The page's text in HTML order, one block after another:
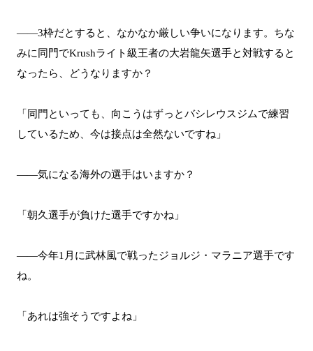
――3枠だとすると、なかなか厳しい争いになります。ちな
みに同門でKrushライト級王者の大岩龍矢選手と対戦すると
なったら、どうなりますか？
「同門といっても、向こうはずっとバシレウスジムで練習
しているため、今は接点は全然ないですね」
――気になる海外の選手はいますか？
「朝久選手が負けた選手ですかね」
――今年1月に武林風で戦ったジョルジ・マラニア選手です
ね。
「あれは強そうですよね」